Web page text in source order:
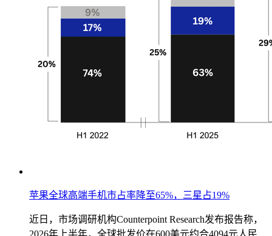
苹果全球高端手机市占率降至65%，三星占19%
近日，市场调研机构Counterpoint Research发布报告称，